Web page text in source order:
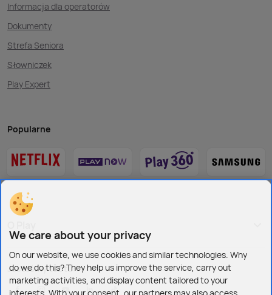
Informacja dla operatorów
Dokumenty
Strefa Seniora
Słowniczek
Play Expert
Popularne
Jesteśmy też tu:
We care about your privacy
On our website, we use cookies and similar technologies. Why
do we do this? They help us improve the service, carry out
marketing activities, and display content tailored to your